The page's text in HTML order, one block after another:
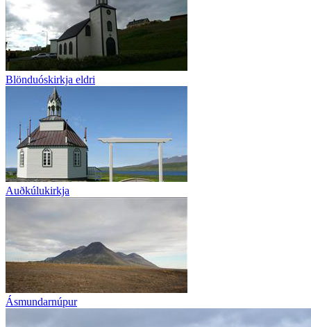
Blönduóskirkja eldri
Auðkúlukirkja
Ásmundarnúpur